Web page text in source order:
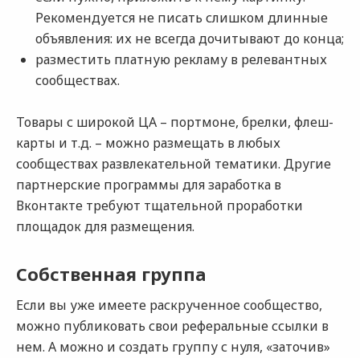
Рекомендуется не писать слишком длинные
объявления: их не всегда дочитывают до конца;
разместить платную рекламу в релевантных
сообществах.
Товары с широкой ЦА – портмоне, брелки, флеш-
карты и т.д. – можно размещать в любых
сообществах развлекательной тематики. Другие
партнерские программы для заработка в
Вконтакте требуют тщательной проработки
площадок для размещения.
Собственная группа
Если вы уже имеете раскрученное сообщество,
можно публиковать свои реферальные ссылки в
нем. А можно и создать группу с нуля, «заточив»